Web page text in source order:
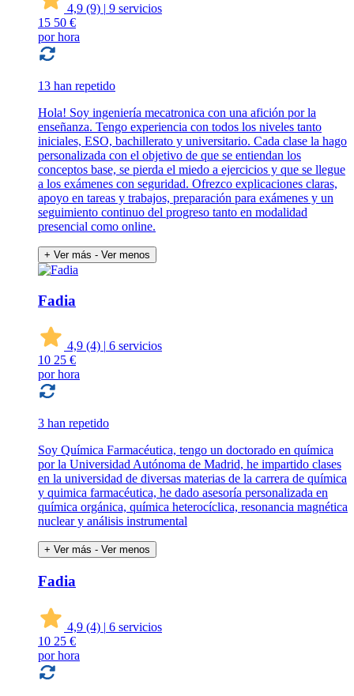
4,9 (9) | 9 servicios
15 50 €
por hora
13 han repetido
Hola! Soy ingeniería mecatronica con una afición por la
enseñanza. Tengo experiencia con todos los niveles tanto
iniciales, ESO, bachillerato y universitario. Cada clase la hago
personalizada con el objetivo de que se entiendan los
conceptos base, se pierda el miedo a ejercicios y que se llegue
a los exámenes con seguridad. Ofrezco explicaciones claras,
apoyo en tareas y trabajos, preparación para exámenes y un
seguimiento continuo del progreso tanto en modalidad
presencial como online.
+ Ver más - Ver menos
Fadia
4,9 (4) | 6 servicios
10 25 €
por hora
3 han repetido
Soy Química Farmacéutica, tengo un doctorado en química
por la Universidad Autónoma de Madrid, he impartido clases
en la universidad de diversas materias de la carrera de química
y quimica farmacéutica, he dado asesoría personalizada en
química orgánica, química heterocíclica, resonancia magnética
nuclear y análisis instrumental
+ Ver más - Ver menos
Fadia
4,9 (4) | 6 servicios
10 25 €
por hora